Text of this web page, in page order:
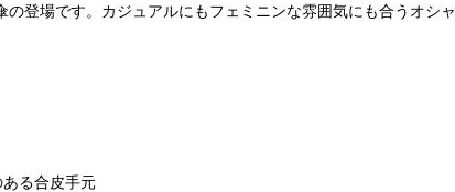
の登場です。カジュアルにもフェミニンな雰囲気にも合うオシャ
ある合皮手元